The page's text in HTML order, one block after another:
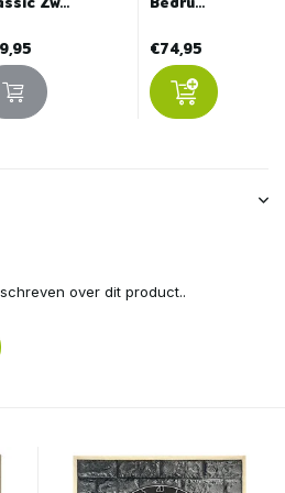
€74,95
over dit product..